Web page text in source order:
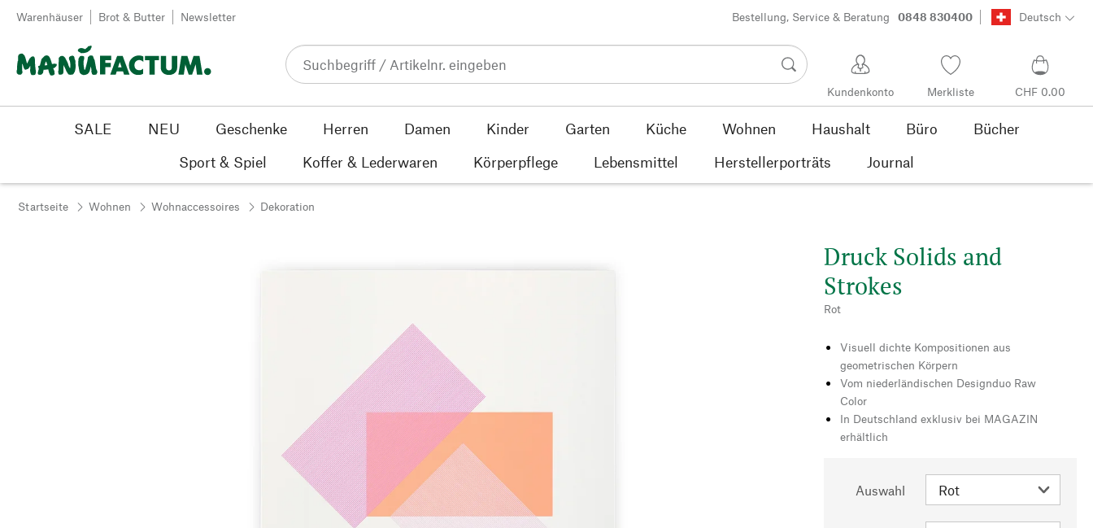
Zum Inhalt springen
Warenhäuser Brot & Butter Newsletter Bestellung, Service & Beratung 0848 830400 Deutsch
Kundenkonto Merkliste CHF 0.00
SALE NEU Geschenke Herren Damen Kinder Garten Küche Wohnen Haushalt Büro
Bücher
Sport & Spiel
Koffer & Lederwaren Körperpflege Lebensmittel Herstellerporträts Journal
Startseite Wohnen Wohnaccessoires Dekoration
Druck Solids and
Strokes
Rot
Visuell dichte Kompositionen aus
geometrischen Körpern
Vom niederländischen Designduo Raw
Color
In Deutschland exklusiv bei MAGAZIN
erhältlich
Auswahl